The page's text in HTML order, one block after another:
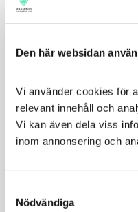
Den här websidan
Vi använder cookies för
relevant innehåll och
Vi kan även dela viss
inom annonsering och
Selection
Nödvändiga
Dechra CleanOcular
Mild rengöring av hud och
159KR